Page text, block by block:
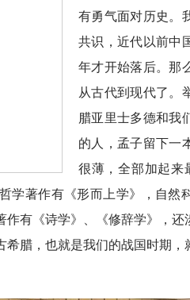
有勇气面对历史。
共识，近代以前中
年才开始落后。那
从古代到现代了。
腊亚里士多德和我
的人，孟子留下一
很薄，全部加起来
学著作有《形而上学》，自然
作有《诗学》、《修辞学》，
腊，也就是我们的战国时期